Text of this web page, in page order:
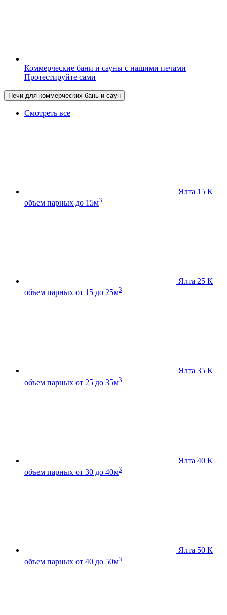
Коммерческие бани и сауны с нашими печами
Протестируйте сами
Печи для коммерческих бань и саун
Смотреть все
Ялта 15 К
объем парных до 15м3
Ялта 25 К
объем парных от 15 до 25м3
Ялта 35 К
объем парных от 25 до 35м3
Ялта 40 К
объем парных от 30 до 40м3
Ялта 50 К
объем парных от 40 до 50м3